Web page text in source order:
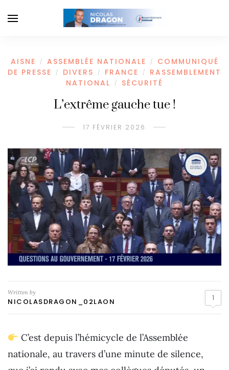
AISNE / ASSEMBLÉE NATIONALE /
COMMUNIQUÉ
DE PRESSE
/ DIVERS / FRANCE /
RASSEMBLEMENT
NATIONAL
/ SÉCURITÉ
L’extrême gauche tue !
17 FÉVRIER 2026
Written by
NICOLASDRAGON_02LAON 1
C’est depuis l’hémicycle de l’Assemblée
nationale, au travers d’une minute de silence,